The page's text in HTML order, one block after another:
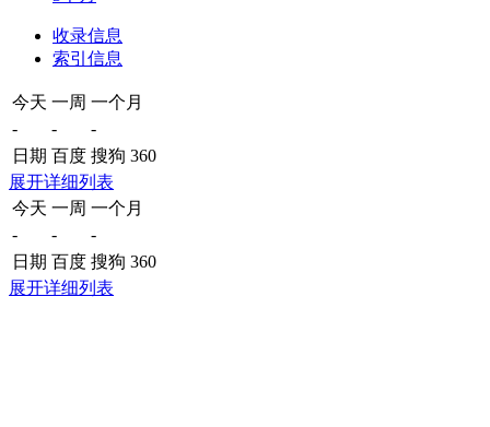
收录信息
索引信息
今天 一周 一个月
-
-
-
日期 百度 搜狗 360
展开详细列表
今天 一周 一个月
-
-
-
日期 百度 搜狗 360
展开详细列表